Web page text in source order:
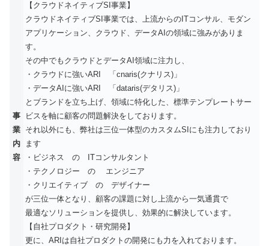
事
業
内
容
【クラウドネイティブSI事業】
クラウドネイティブSI事業では、上流からのITコンサル、モダン
アプリケーション、クラウド、データAIの領域に強みがありま
す。
その中でもクラウドとデータAI領域に注力し、
・クラウドに強いARI 「cnaris(クナリス)」
・データAIに強いARI 「dataris(デタリス)」
とブランドを立ち上げ、領域に特化した、標準テンプレートサー
ビスを軸に顧客の問題解決をしております。
それ以外にも、弊社は三位一体型のカスタムSIにも注力しており
ます
・ビジネス の ITコンサルタント
・テクノロジー の エンジニア
・クリエイティブ の デザイナー
が三位一体となり、顧客の課題に対し上流から一気通貫で
最適なソリューションを提供し、効果的に解決しています。
【自社プロダクト・研究開発】
更に、ARIは自社プロダクトの開発にも力を入れております。